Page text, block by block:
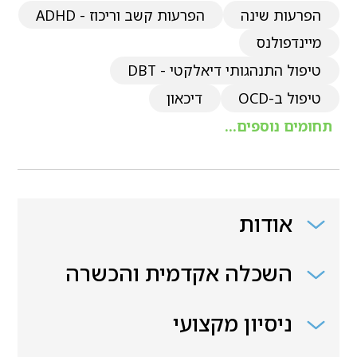
הפרעות שינה
הפרעות קשב וריכוז - ADHD
מיינדפולנס
טיפול התנהגותי דיאלקטי - DBT
טיפול ב-OCD
דיכאון
תחומים נוספים...
אודות
השכלה אקדמית והכשרה
ניסיון מקצועי